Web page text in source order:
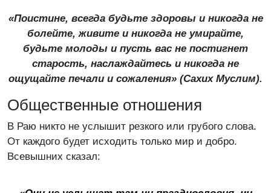
«Поистине, всегда будьте здоровы и никогда не
болейте, живите и никогда не умирайте,
будьте молоды и пусть вас не постигнет
старость, наслаждайтесь и никогда не
ощущайте печали и сожаления» (Сахих Муслим).
Общественные отношения
В Раю никто не услышит резкого или грубого слова.
От каждого будет исходить только мир и добро.
Всевышних сказал: